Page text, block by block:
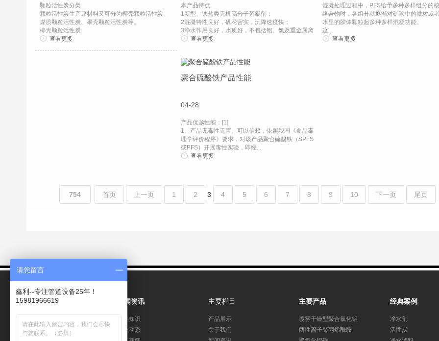
颗粒活性炭分类
颗粒活性炭生产原材料又可分为椰壳颗粒活性炭、
煤质颗粒活性炭、果壳颗粒活性炭等。
椰壳颗粒活性炭
椰壳颗粒活...
查看更多
本产品特点
1新型、铁盐类无机高分子絮凝剂；
2混凝特性良好，矾花密实，沉降速度快；
3净水作用良好，水质好，不包括铝、氯及重金属离
子等有...
查看更多
混凝处理过程中，PFS给予多种多样组分的
络合物时，各组分就逐渐对矿浆中的微粒或
水里的胶体颗粒起多种多样混凝功能。
这...
查看更多
聚合硫酸铁产品性能
04-28
产品优越性能：[1]
1、产品无毒性无害、可以信赖，依照我国《食品毒
理学评价程序》要求，对该产品聚合硫酸铁（SPFS
或PFS）开展毒性实验，即经...
查看更多
754 首页 上一页 1 2 3 4 5 6 7 8 9 10 下一页 尾页
产品展示
聚丙烯酰胺
新闻资讯
产品知识
行业动态
主要栏目
产品展示
关于我们
主要产品
喷雾干燥型聚合氯化铝
两性离子聚丙烯酰胺
经典案例
净水剂
活性炭
请您留言
鑫利--专注管道设备25年！
15981966619